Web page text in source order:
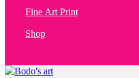
Fine Art Print
Shop